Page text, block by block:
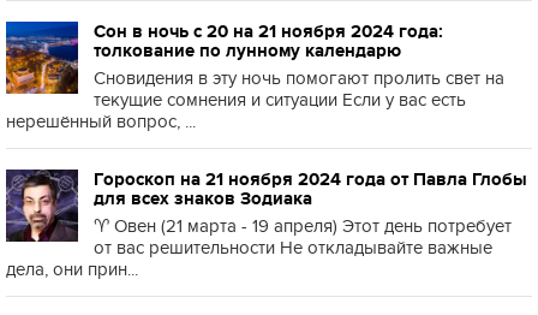
Сон в ночь с 20 на 21 ноября 2024 года:
толкование по лунному календарю
Сновидения в эту ночь помогают пролить свет на
текущие сомнения и ситуации Если у вас есть
нерешённый вопрос, ...
Гороскоп на 21 ноября 2024 года от Павла Глобы
для всех знаков Зодиака
♈️ Овен (21 марта - 19 апреля) Этот день потребует
от вас решительности Не откладывайте важные
дела, они прин...